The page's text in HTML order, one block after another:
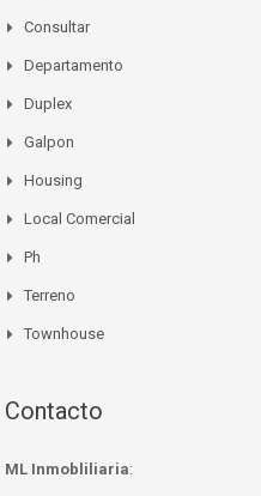
Consultar
Departamento
Duplex
Galpon
Housing
Local Comercial
Ph
Terreno
Townhouse
Contacto
ML Inmobliliaria: